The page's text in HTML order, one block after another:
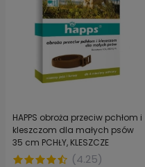
HAPPS obroża przeciw pchłom i
kleszczom dla małych psów
35 cm PCHŁY, KLESZCZE
(4.25)